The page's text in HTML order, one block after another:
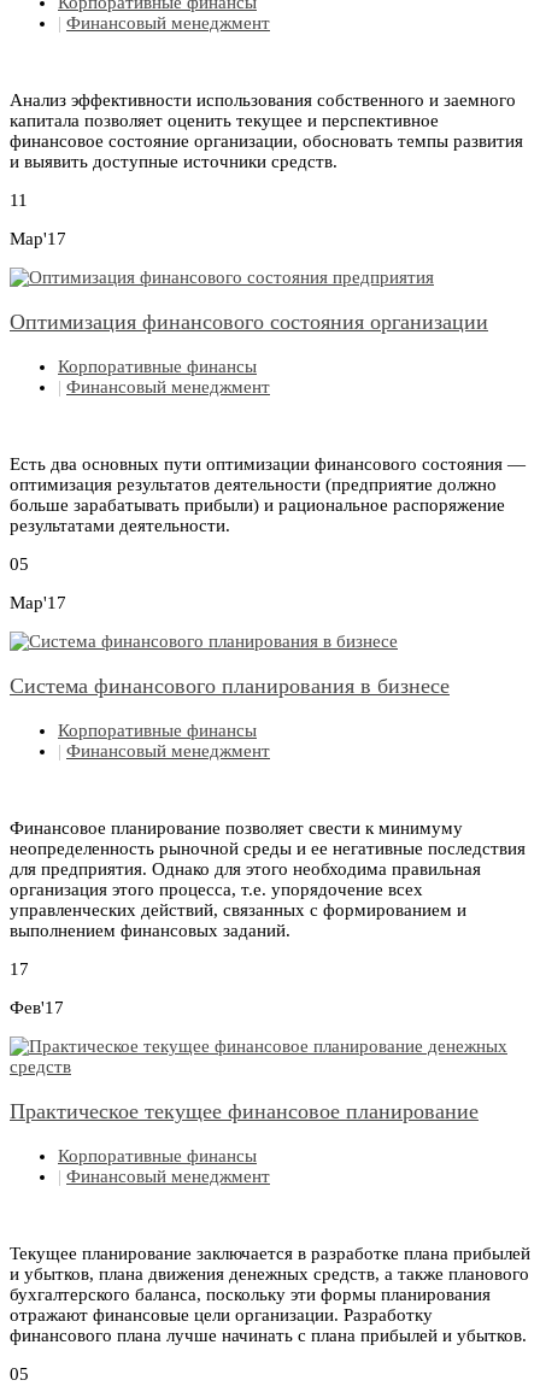
| Финансовый менеджмент
Анализ эффективности использования собственного и заемного
капитала позволяет оценить текущее и перспективное
финансовое состояние организации, обосновать темпы развития
и выявить доступные источники средств.
11
Мар'17
Оптимизация финансового состояния организации
Корпоративные финансы
| Финансовый менеджмент
Есть два основных пути оптимизации финансового состояния —
оптимизация результатов деятельности (предприятие должно
больше зарабатывать прибыли) и рациональное распоряжение
результатами деятельности.
05
Мар'17
Система финансового планирования в бизнесе
Корпоративные финансы
| Финансовый менеджмент
Финансовое планирование позволяет свести к минимуму
неопределенность рыночной среды и ее негативные последствия
для предприятия. Однако для этого необходима правильная
организация этого процесса, т.е. упорядочение всех
управленческих действий, связанных с формированием и
выполнением финансовых заданий.
17
Фев'17
Практическое текущее финансовое планирование
Корпоративные финансы
| Финансовый менеджмент
Текущее планирование заключается в разработке плана прибылей
и убытков, плана движения денежных средств, а также планового
бухгалтерского баланса, поскольку эти формы планирования
отражают финансовые цели организации. Разработку
финансового плана лучше начинать с плана прибылей и убытков.
05